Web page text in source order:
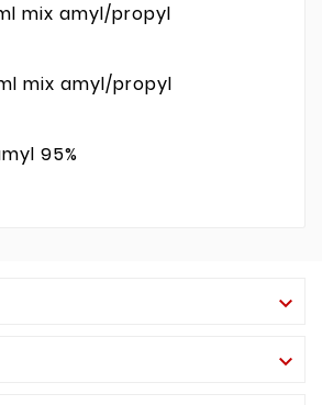
mix amyl/propyl
mix amyl/propyl
95%

